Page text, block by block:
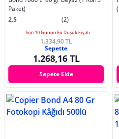
Paket)
2.5
(2)
Son 10 Günün En Düşük Fiyatı
1.334,90 TL
Sepette
1.268,16 TL
Sepete Ekle